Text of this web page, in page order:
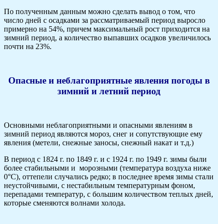
По полученным данным можно сделать вывод о том, что
число дней с осадками за рассматриваемый период выросло
примерно на 54%, причем максимальный рост приходится на
зимний период, а количество выпавших осадков увеличилось
почти на 23%.
Опасные и неблагоприятные явления погоды в
зимний и летний период
Основными неблагоприятными и опасными явлениям в
зимний период являются мороз, снег и сопутствующие ему
явления (метели, снежные заносы, снежный накат и т.д.)
В период с 1824 г. по 1849 г. и с 1924 г. по 1949 г. зимы были
более стабильными и морозными (температура воздуха ниже
0°С), оттепели случались редко; в последнее время зимы стали
неустойчивыми, с нестабильным температурным фоном,
перепадами температур, с большим количеством теплых дней,
которые сменяются волнами холода.